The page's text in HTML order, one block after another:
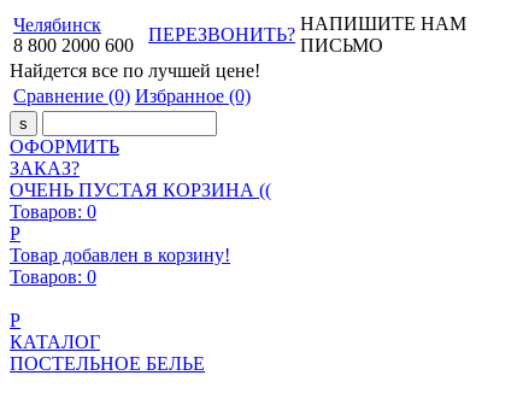
Челябинск
8 800 2000 600
ПЕРЕЗВОНИТЬ?
НАПИШИТЕ НАМ
ПИСЬМО
Найдется все по лучшей цене!
Сравнение (0) Избранное (0)
ОФОРМИТЬ
ЗАКАЗ?
ОЧЕНЬ ПУСТАЯ КОРЗИНА ((
Товаров: 0
Р
Товар добавлен в корзину!
Товаров: 0
Р
КАТАЛОГ
ПОСТЕЛЬНОЕ БЕЛЬЕ